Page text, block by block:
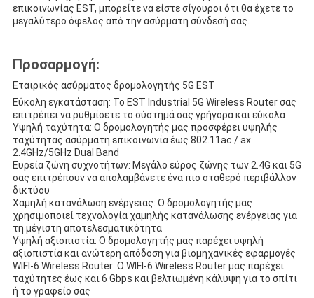
επικοινωνίας EST, μπορείτε να είστε σίγουροι ότι θα έχετε το
μεγαλύτερο όφελος από την ασύρματη σύνδεσή σας.
Προσαρμογή:
Εταιρικός ασύρματος δρομολογητής 5G EST
Εύκολη εγκατάσταση: Το EST Industrial 5G Wireless Router σας
επιτρέπει να ρυθμίσετε το σύστημά σας γρήγορα και εύκολα
Υψηλή ταχύτητα: Ο δρομολογητής μας προσφέρει υψηλής
ταχύτητας ασύρματη επικοινωνία έως 802.11ac / ax
2.4GHz/5GHz Dual Band
Ευρεία ζώνη συχνοτήτων: Μεγάλο εύρος ζώνης των 2.4G και 5G
σας επιτρέπουν να απολαμβάνετε ένα πιο σταθερό περιβάλλον
δικτύου
Χαμηλή κατανάλωση ενέργειας: Ο δρομολογητής μας
χρησιμοποιεί τεχνολογία χαμηλής κατανάλωσης ενέργειας για
τη μέγιστη αποτελεσματικότητα
Υψηλή αξιοπιστία: Ο δρομολογητής μας παρέχει υψηλή
αξιοπιστία και ανώτερη απόδοση για βιομηχανικές εφαρμογές
WIFI-6 Wireless Router: Ο WIFI-6 Wireless Router μας παρέχει
ταχύτητες έως και 6 Gbps και βελτιωμένη κάλυψη για το σπίτι
ή το γραφείο σας